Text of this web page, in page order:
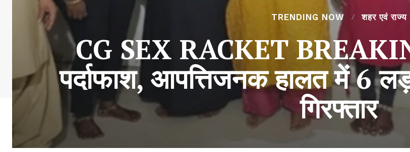
TRENDING NOW शहर एवं राज्य
CG SEX RACKET
पर्दाफाश, आपत्तिजनक हालत में 6
गिरफ्तार